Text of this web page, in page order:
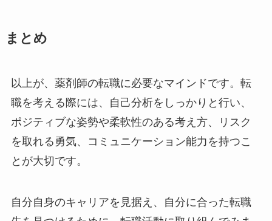
まとめ
以上が、薬剤師の転職に必要なマインドです。転
職を考える際には、自己分析をしっかりと行い、
ポジティブな姿勢や柔軟性のある考え方、リスク
を取れる勇気、コミュニケーション能力を持つこ
とが大切です。
自分自身のキャリアを見据え、自分に合った転職